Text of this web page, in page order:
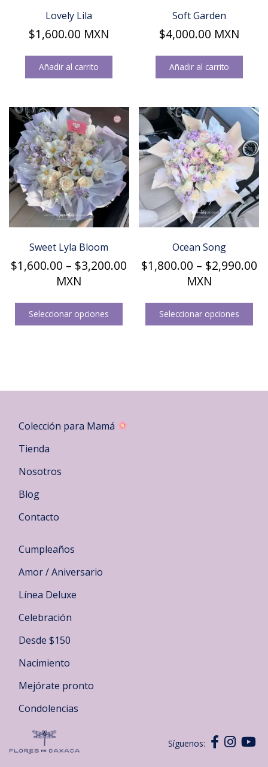
Lovely Lila
$1,600.00 MXN
Añadir al carrito
Soft Garden
$4,000.00 MXN
Añadir al carrito
Sweet Lyla Bloom
$1,600.00 – $3,200.00 Price
through
$3,200.00
MXN
Seleccionar opciones
Este
producto
tiene
se
elegir
en
Ocean Song
$1,800.00 – $2,990.00
MXN
Seleccionar opciones
se
Colección para Mamá
Tienda
Nosotros
Blog
Contacto
Cumpleaños
Amor / Aniversario
Línea Deluxe
Celebración
Desde $150
Nacimiento
Mejórate pronto
Condolencias
Síguenos: